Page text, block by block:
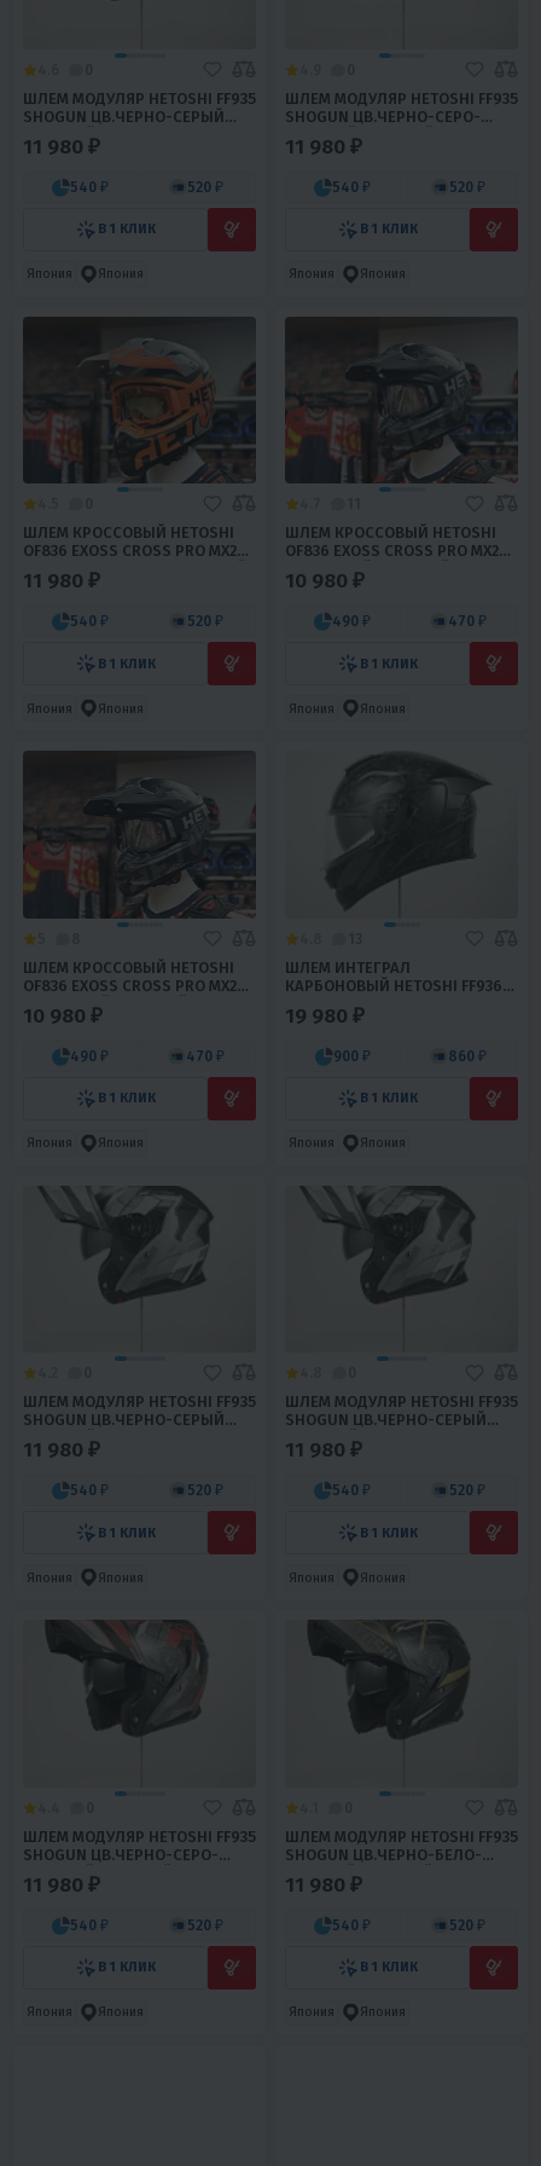
ШЛЕМ МОДУЛЯР HETOSHI FF935
SHOGUN ЦВ.ЧЕРНО-СЕРЫЙ
МАТОВЫЙ Р.XL
11 980 ₽
540 ₽ 520 ₽
В 1 КЛИК
Япония Япония
ШЛЕМ МОДУЛЯР HETOSHI FF935
SHOGUN ЦВ.ЧЕРНО-СЕРО-
11 980 ₽
540 ₽ 520 ₽
В 1 КЛИК
Япония Япония
ШЛЕМ КРОССОВЫЙ HETOSHI
OF836 EXOSS CROSS PRO MX289
ЦВ.СЕРО-ОРАНЖЕВО-ЧЕРНЫЙ
МАТОВЫЙ Р.S
11 980 ₽
540 ₽ 520 ₽
В 1 КЛИК
Япония Япония
ШЛЕМ КРОССОВЫЙ HETOSHI
OF836 EXOSS CROSS PRO MX289
ЦВ.ЧЕРНЫЙ МАТОВЫЙ Р.S
10 980 ₽
490 ₽ 470 ₽
В 1 КЛИК
Япония Япония
ШЛЕМ КРОССОВЫЙ HETOSHI
OF836 EXOSS CROSS PRO MX289
ЦВ.ЧЕРНЫЙ МАТОВЫЙ Р.XL
10 980 ₽
490 ₽ 470 ₽
В 1 КЛИК
Япония Япония
ШЛЕМ ИНТЕГРАЛ
КАРБОНОВЫЙ HETOSHI FF936S
CARBON GLOSSY 12K FORGED
Р.XL
19 980 ₽
900 ₽ 860 ₽
В 1 КЛИК
Япония Япония
ШЛЕМ МОДУЛЯР HETOSHI FF935
SHOGUN ЦВ.ЧЕРНО-СЕРЫЙ
МАТОВЫЙ Р.L
11 980 ₽
540 ₽ 520 ₽
В 1 КЛИК
Япония Япония
ШЛЕМ МОДУЛЯР HETOSHI FF935
SHOGUN ЦВ.ЧЕРНО-СЕРЫЙ
МАТОВЫЙ Р.XXL
11 980 ₽
540 ₽ 520 ₽
В 1 КЛИК
Япония Япония
ШЛЕМ МОДУЛЯР HETOSHI FF935
SHOGUN ЦВ.ЧЕРНО-СЕРО-
11 980 ₽
540 ₽ 520 ₽
В 1 КЛИК
Япония Япония
ШЛЕМ МОДУЛЯР HETOSHI FF935
SHOGUN ЦВ.ЧЕРНО-БЕЛО-
11 980 ₽
540 ₽ 520 ₽
В 1 КЛИК
Япония Япония